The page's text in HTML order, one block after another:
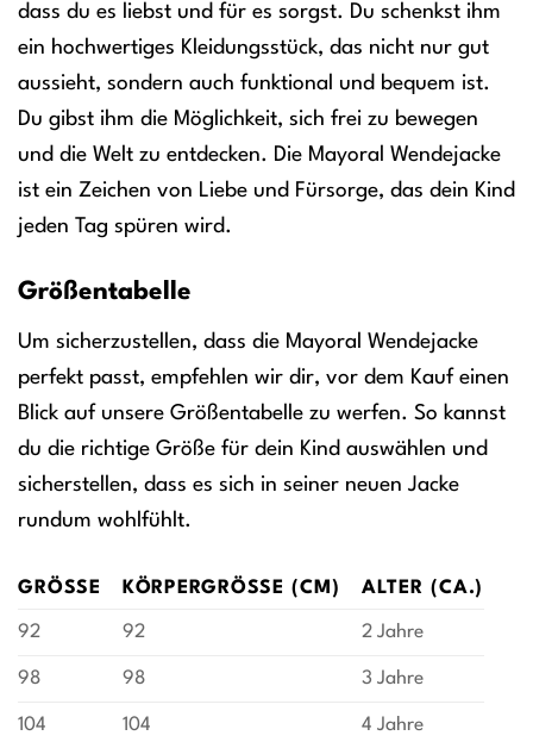
dass du es liebst und für es sorgst. Du schenkst ihm
ein hochwertiges Kleidungsstück, das nicht nur gut
aussieht, sondern auch funktional und bequem ist.
Du gibst ihm die Möglichkeit, sich frei zu bewegen
und die Welt zu entdecken. Die Mayoral Wendejacke
ist ein Zeichen von Liebe und Fürsorge, das dein Kind
jeden Tag spüren wird.
Größentabelle
Um sicherzustellen, dass die Mayoral Wendejacke
perfekt passt, empfehlen wir dir, vor dem Kauf einen
Blick auf unsere Größentabelle zu werfen. So kannst
du die richtige Größe für dein Kind auswählen und
sicherstellen, dass es sich in seiner neuen Jacke
rundum wohlfühlt.
GRÖSSE KÖRPERGRÖSSE (CM) ALTER (CA.)
92 92 2 Jahre
98 98 3 Jahre
104 104 4 Jahre